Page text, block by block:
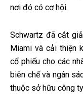
nơi đó có cơ hội.
Schwartz đã cắt
Miami và cải thiện
cổ phiếu cho các
biên chế và ngân
thuộc sở hữu công